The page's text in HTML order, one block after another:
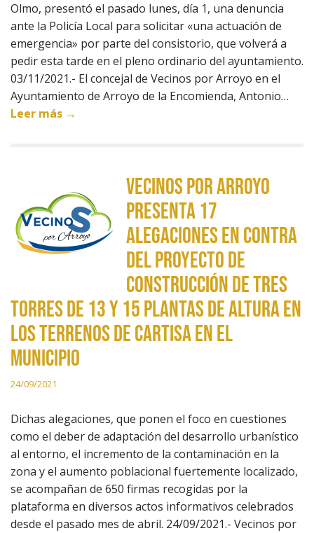
Olmo, presentó el pasado lunes, día 1, una denuncia
ante la Policía Local para solicitar «una actuación de
emergencia» por parte del consistorio, que volverá a
pedir esta tarde en el pleno ordinario del ayuntamiento.
03/11/2021.- El concejal de Vecinos por Arroyo en el
Ayuntamiento de Arroyo de la Encomienda, Antonio…
Leer más →
Vecinos por Arroyo
presenta 17
alegaciones en contra
del proyecto de
construcción de tres
torres de 13 y 15 plantas de altura en
los terrenos de Cartisa en el
municipio
24/09/2021
Dichas alegaciones, que ponen el foco en cuestiones
como el deber de adaptación del desarrollo urbanístico
al entorno, el incremento de la contaminación en la
zona y el aumento poblacional fuertemente localizado,
se acompañan de 650 firmas recogidas por la
plataforma en diversos actos informativos celebrados
desde el pasado mes de abril. 24/09/2021.- Vecinos por